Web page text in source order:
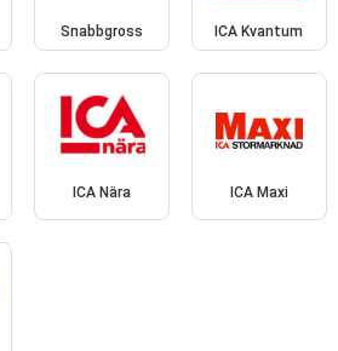
Snabbgross ICA Kvantum
ICA Nära ICA Maxi